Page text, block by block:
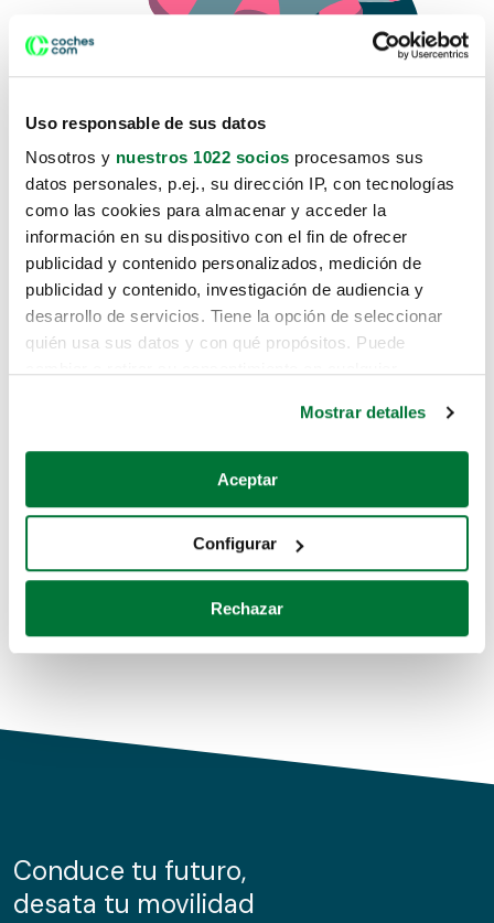
Uso responsable de sus datos
Nosotros y nuestros 1022 socios procesamos sus
datos personales, p.ej., su dirección IP, con tecnologías
como las cookies para almacenar y acceder la
información en su dispositivo con el fin de ofrecer
publicidad y contenido personalizados, medición de
publicidad y contenido, investigación de audiencia y
desarrollo de servicios. Tiene la opción de seleccionar
quién usa sus datos y con qué propósitos. Puede
Si lo permite, también quisiéramos:
Recopilar información sobre su ubicación geográfica
Identificar su dispositivo analizándolo activamente
para buscar características específicas (huellas
Obtenga más información sobre cómo se procesan sus
de cookies.
información sobre el uso que haga del sitio web con
nuestros partners de redes sociales, publicidad y análisis
Mostrar detalles
Aceptar
Configurar
Rechazar
Lo sentimos, no sabemos como
te hemos traido hasta aquí.
Pero puedes encontrar el coche que estás
buscando en alguno de estos enlaces:
Coches de segunda mano
Coches de km0
Conduce tu futuro,
desata tu movilidad